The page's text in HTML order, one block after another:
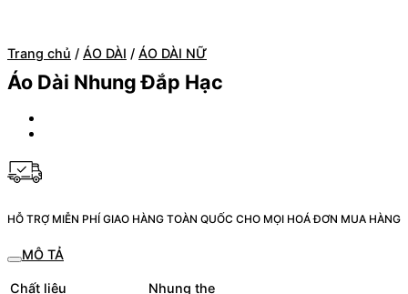
Trang chủ / ÁO DÀI / ÁO DÀI NỮ
Áo Dài Nhung Đắp Hạc
HỖ TRỢ MIỄN PHÍ GIAO HÀNG TOÀN QUỐC CHO MỌI HOÁ ĐƠN MUA HÀNG
MÔ TẢ
Chất liệu
Nhung the